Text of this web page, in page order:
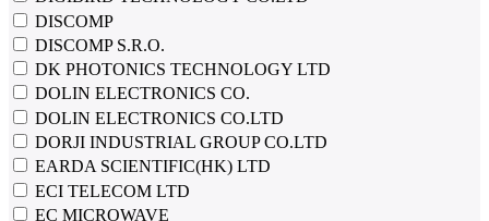
DISCOMP
DISCOMP S.R.O.
DK PHOTONICS TECHNOLOGY LTD
DOLIN ELECTRONICS CO.
DOLIN ELECTRONICS CO.LTD
DORJI INDUSTRIAL GROUP CO.LTD
EARDA SCIENTIFIC(HK) LTD
ECI TELECOM LTD
EC MICROWAVE